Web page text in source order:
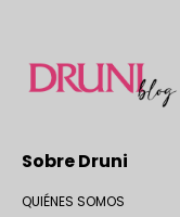
Sobre Druni
QUIÉNES SOMOS